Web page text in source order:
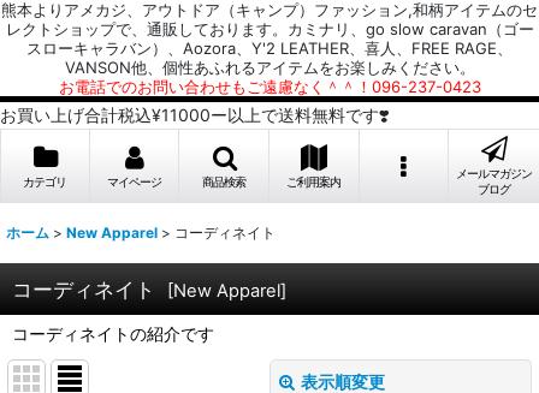
熊本よりアメカジ、アウトドア（キャンプ）ファッション,和柄アイテムのセ
レクトショップで、通販しております。カミナリ、go slow caravan（ゴー
スローキャラバン）、Aozora、Y'2 LEATHER、喜人、FREE RAGE、
VANSON他、個性あふれるアイテムをお楽しみください。
お電話でのお問い合わせもご遠慮なく＾＾！096-237-0423
お買い上げ合計税込¥11000ー以上で送料無料です❣️
カテゴリ マイページ 商品検索 ご利用案内
メールマガジン
ブログ
ホーム > New Apparel > コーディネイト
コーディネイト [New Apparel]
コーディネイトの紹介です
表示順変更